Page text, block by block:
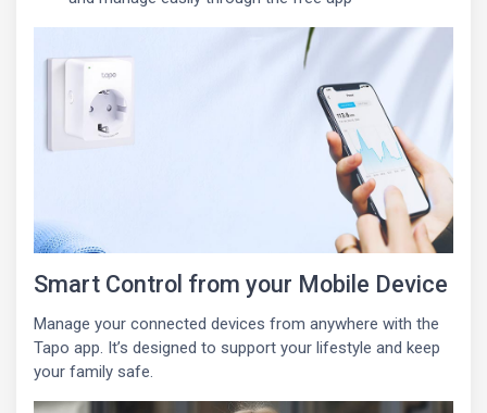
Smart Control from your Mobile Device
Manage your connected devices from anywhere with the
Tapo app. It’s designed to support your lifestyle and keep
your family safe.